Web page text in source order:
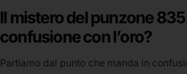
Il mistero del punzone
confusione con l’oro?
Partiamo dal punto che manda in